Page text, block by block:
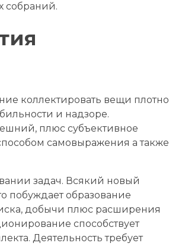
собраний.
коллектировать вещи плотно
и надзоре.
плюс субъективное
самовыражения а также
задач. Всякий новый
побуждает образование
добычи плюс расширения
способствует
Деятельность требует